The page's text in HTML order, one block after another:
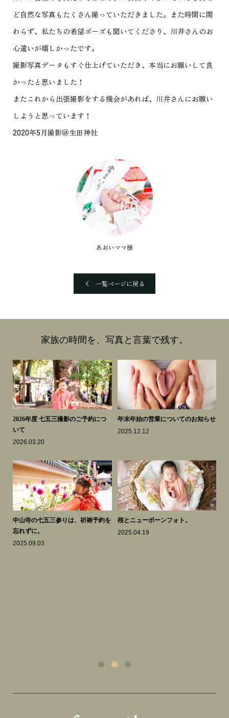
ど自然な写真もたくさん撮っていただきました。また時間に関
わらず、私たちの希望ポーズも聞いてくださり、川井さんのお
心遣いが嬉しかったです。
撮影写真データもすぐ仕上げていただき、本当にお願いして良
かったと思いました！
またこれから出張撮影をする機会があれば、川井さんにお願い
しようと思っています！
2020年5月撮影＠生田神社
あおいママ様
一覧ページに戻る
家族の時間を、写真と言葉で残す。
2026年度 七五三撮影のご予約につ
いて
2026.03.20
年末年始の営業についてのお知らせ
2025.12.12
中山寺の七五三参りは、祈祷予約を
忘れずに。
2025.09.03
桜とニューボーンフォト。
2025.04.19